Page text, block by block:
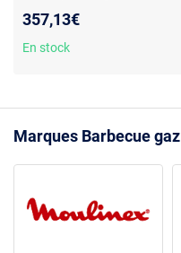
357,13€
En stock
Marques Barbecue gaz